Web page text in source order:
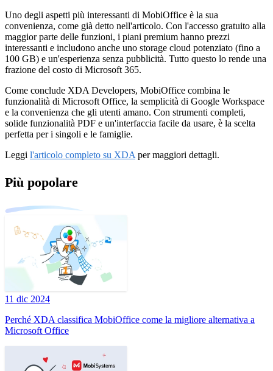
Uno degli aspetti più interessanti di MobiOffice è la sua
convenienza, come già detto nell'articolo. Con l'accesso gratuito alla
maggior parte delle funzioni, i piani premium hanno prezzi
interessanti e includono anche uno storage cloud potenziato (fino a
100 GB) e un'esperienza senza pubblicità. Tutto questo lo rende una
frazione del costo di Microsoft 365.
Come conclude XDA Developers, MobiOffice combina le
funzionalità di Microsoft Office, la semplicità di Google Workspace
e la convenienza che gli utenti amano. Con strumenti completi,
solide funzionalità PDF e un'interfaccia facile da usare, è la scelta
perfetta per i singoli e le famiglie.
Leggi l'articolo completo su XDA per maggiori dettagli.
Più popolare
11 dic 2024
Perché XDA classifica MobiOffice come la migliore alternativa a
Microsoft Office